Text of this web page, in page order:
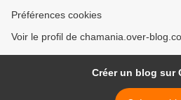
Préférences cookies
Voir le profil de chamania.over-
Créer un blog sur